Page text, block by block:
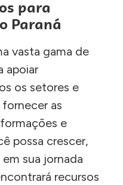
para
Paraná
vasta gama de
apoiar
os setores e
as
e
possa crescer,
sua jornada
recursos